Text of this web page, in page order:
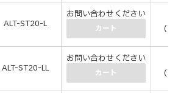
ALT-ST20-L
お問い合わせください
カート (￥
ALT-ST20-LL
お問い合わせください
カート (￥